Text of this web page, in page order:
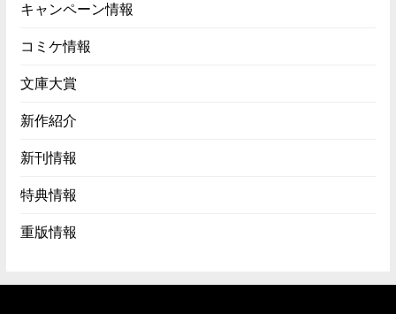
キャンペーン情報
コミケ情報
文庫大賞
新作紹介
新刊情報
特典情報
重版情報